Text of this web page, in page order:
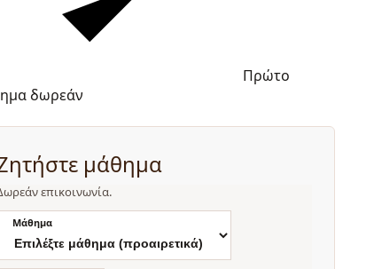
Πρώτο
δωρεάν
μάθημα
επικοινωνία.
Μάθημα